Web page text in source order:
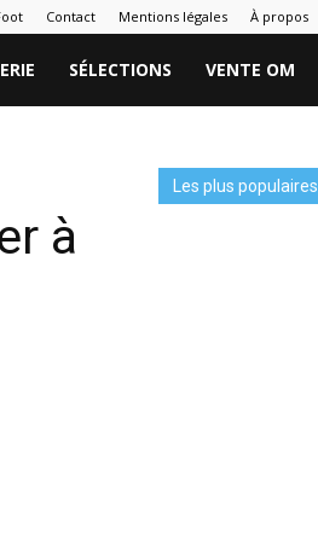
Contact Mentions légales À propos
SÉLECTIONS VENTE OM
à
Les plus populaires